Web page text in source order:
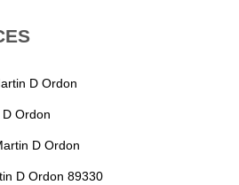
D Ordon
Ordon
D Ordon
D Ordon 89330